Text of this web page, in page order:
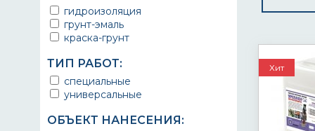
гидроизоляция
грунт-эмаль
краска-грунт
ТИП РАБОТ:
специальные
универсальные
ОБЪЕКТ НАНЕСЕНИЯ:
Хит